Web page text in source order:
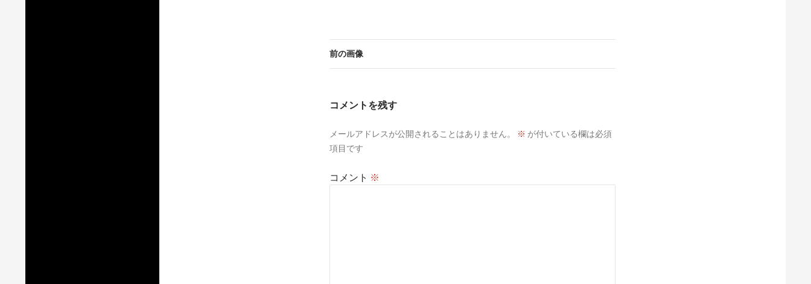
前の画像
コメントを残す
メールアドレスが公開されることはありません。 ※ が付いている欄は必須
項目です
コメント ※